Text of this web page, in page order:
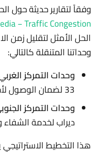
وفقاً لتقارير حديثة حول
– Traffic Congestion
الحل الأمثل لتقليل زمن
وحداتنا المتنقلة كالتالي:
وحدات التمركز
33 لضمان الوصول لأحياء الغرب في أقل من 30 دقيقة.
وحدات التمركز
ديراب لخدمة الشفاء
هذا التخطيط